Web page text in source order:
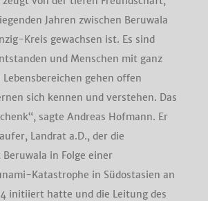
Jahren zwischen Beruwala
Kreis gewachsen ist. Es sind
und Menschen mit ganz
gehen offen
sich kennen und verstehen. Das
sagte Andreas Hofmann. Er
Landrat a.D., der die
in Folge einer
Katastrophe in Südostasien an
initiiert hatte und die Leitung des